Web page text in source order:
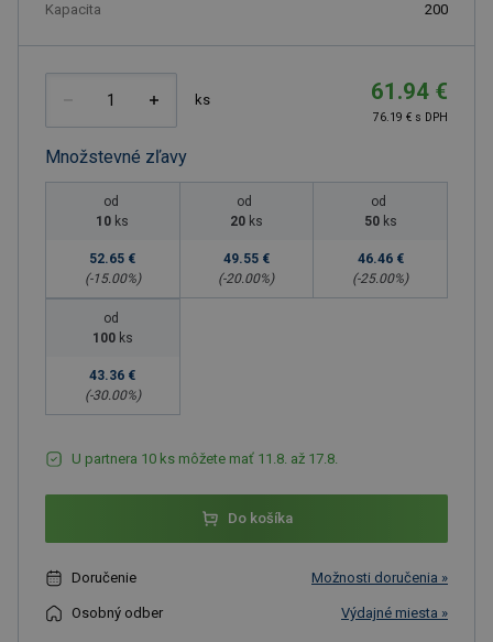
Kapacita 200
ks 61.94 €
76.19 € s DPH
Množstevné zľavy
od
10 ks
52.65 €
(-15.00%)
od
20 ks
49.55 €
(-20.00%)
od
50 ks
46.46 €
(-25.00%)
od
100 ks
43.36 €
(-30.00%)
U partnera 10 ks môžete mať 11.8. až 17.8.
Do košíka
Doručenie Možnosti doručenia »
Osobný odber Výdajné miesta »